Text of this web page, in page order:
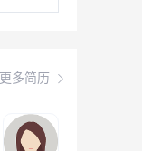
更多简历